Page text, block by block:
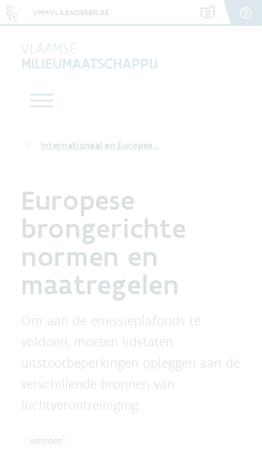
VMM.VLAANDEREN.BE
VLAAMSE
MILIEUMAATSCHAPPIJ
Internationaal en Europee…
Europese
brongerichte
normen en
maatregelen
Om aan de emissieplafonds te
voldoen, moeten lidstaten
uitstootbeperkingen opleggen aan de
verschillende bronnen van
luchtverontreiniging.
UITSTOOT